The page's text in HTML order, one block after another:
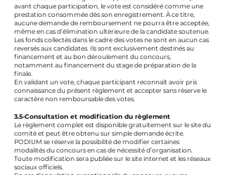
avant chaque participation, le vote est considéré comme une
prestation consommée dès son enregistrement. À ce titre,
aucune demande de remboursement ne pourra être acceptée,
même en cas d’élimination ultérieure de la candidate soutenue.
Les fonds collectés dans le cadre des votes ne sont en aucun cas
reversés aux candidates. Ils sont exclusivement destinés au
financement et au bon déroulement du concours,
notamment au financement du stage de préparation de la
finale.
En validant un vote, chaque participant reconnaît avoir pris
connaissance du présent règlement et accepter sans réserve le
caractère non remboursable des votes.
3.5-Consultation et modification du règlement
Le règlement complet est disponible gratuitement sur le site du
comité et peut être obtenu sur simple demande écrite.
PODIUM se réserve la possibilité de modifier certaines
modalités du concours en cas de nécessité d’organisation.
Toute modification sera publiée sur le site internet et les réseaux
sociaux officiels.